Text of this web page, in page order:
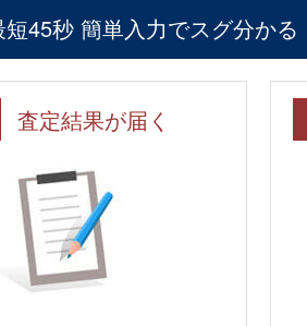
短45秒 簡単入力でスグ分かる
査定結果が届く